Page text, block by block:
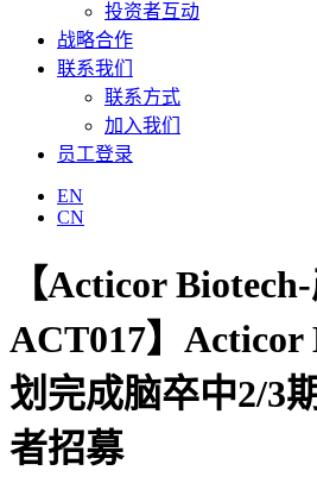
投资者互动
战略合作
联系我们
联系方式
加入我们
员工登录
EN
CN
【Acticor
ACT017】Acticor
划完成脑卒中2/3
者招募